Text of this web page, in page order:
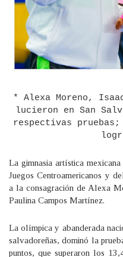
* Alexa Moreno,
lucieron en San
respectivas
La gimnasia artística
Juegos Centroamericanos y
a la consagración de Alexa
Paulina Campos Martínez.
La olímpica y abanderada
salvadoreñas, dominó la
puntos, que superaron los